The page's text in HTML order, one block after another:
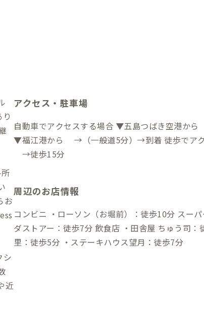
お
シ
近
アクセス・駐車場
自動車でアクセスする場合 ▼五島つばき空港
▼福江港から →（一般道5分）→到着 徒歩でアクセスする場合 ▼福江港から
→徒歩15分
周辺のお店情報
コンビニ ・ローソン（お堀前）：徒歩10分 スーパー ・椿や：徒歩5分 ・ヨシ
ダストアー：徒歩7分 飲食店 ・田舎屋 ちゅう司：徒歩2分 ・そば処 くまの
里：徒歩5分 ・ステーキハウス望月：徒歩7分